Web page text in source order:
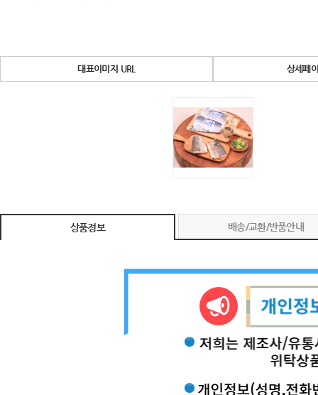
대표이미지 URL 상세페
상품정보 배송/교환/반품안내